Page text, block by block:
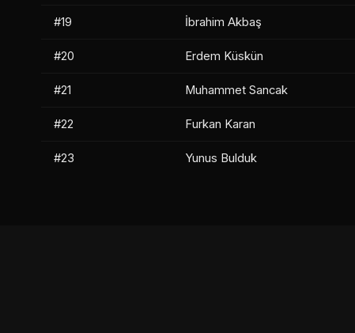
#19 İbrahim Akbaş
#20 Erdem Küskün
#21 Muhammet Sancak
#22 Furkan Karan
#23 Yunus Bulduk